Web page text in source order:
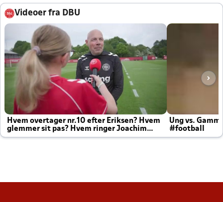
Videoer fra DBU
Hvem overtager nr.10 efter Eriksen? Hvem
glemmer sit pas? Hvem ringer Joachim
altid til efter kampe?
Ung vs.
#football